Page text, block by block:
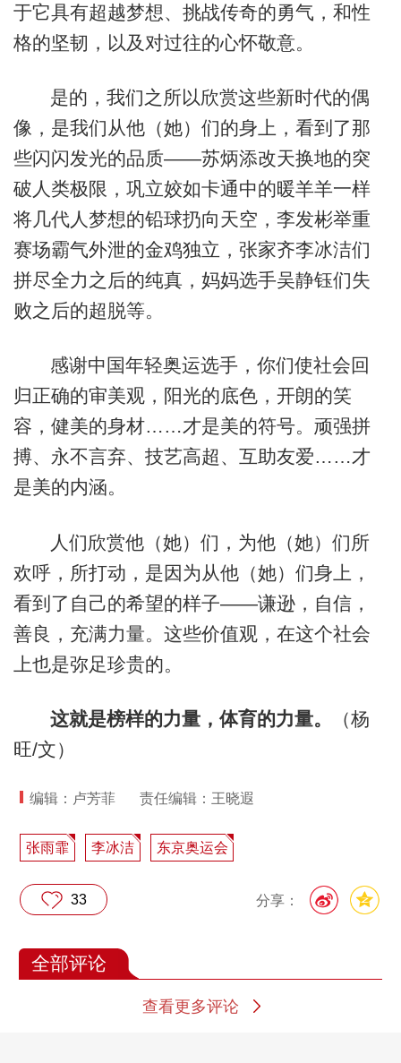
于它具有超越梦想、挑战传奇的勇气，和性
格的坚韧，以及对过往的心怀敬意。
是的，我们之所以欣赏这些新时代的偶
像，是我们从他（她）们的身上，看到了那
些闪闪发光的品质——苏炳添改天换地的突
破人类极限，巩立姣如卡通中的暖羊羊一样
将几代人梦想的铅球扔向天空，李发彬举重
赛场霸气外泄的金鸡独立，张家齐李冰洁们
拼尽全力之后的纯真，妈妈选手吴静钰们失
败之后的超脱等。
感谢中国年轻奥运选手，你们使社会回
归正确的审美观，阳光的底色，开朗的笑
容，健美的身材……才是美的符号。顽强拼
搏、永不言弃、技艺高超、互助友爱……才
是美的内涵。
人们欣赏他（她）们，为他（她）们所
欢呼，所打动，是因为从他（她）们身上，
看到了自己的希望的样子——谦逊，自信，
善良，充满力量。这些价值观，在这个社会
上也是弥足珍贵的。
这就是榜样的力量，体育的力量。
（杨
旺/文）
编辑：卢芳菲 责任编辑：王晓遐
张雨霏 李冰洁 东京奥运会
分享：
33
全部评论
查看更多评论